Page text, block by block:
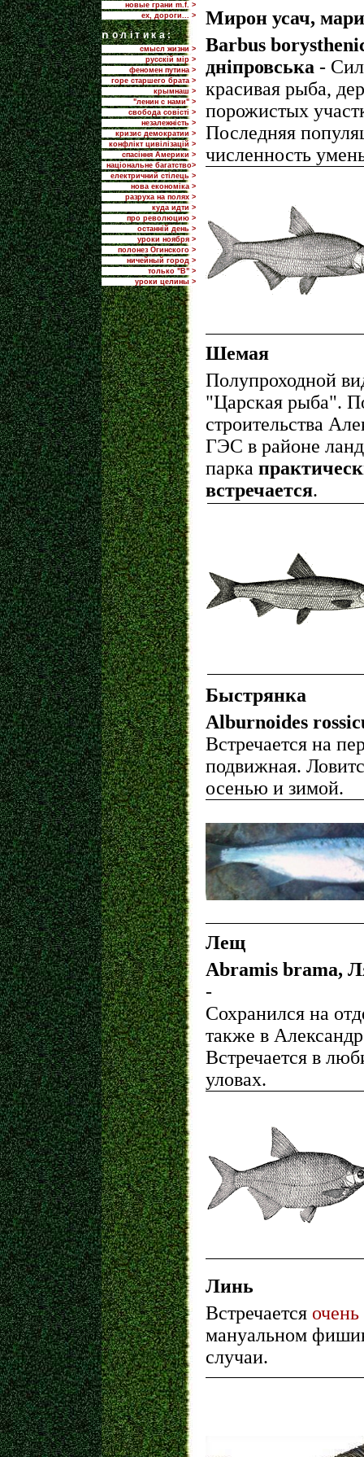
новые грани m.f. >
ех, дороги... >
nолітика:
смысл жизни >
русскій мір >
феномен путина >
горе старшего брата >
крымнаш >
"ленин с нами" >
свобода совісті >
незалежність >
кризис демократии >
конфлікт цивілізацій >
спасіння Америки >
національне багатство>
електричний стілець >
нова економіка >
разруха на полях >
куда идти >
про революцию >
останній день >
уроки ноября >
полонез Огинского >
ничейный город >
только "В" >
уроки целины >
Мирон усач,
Barbus
дніпровська -
красивая рыба,
порожистых
Последняя
численность
Шемая
Полупроходной
"Царская рыба".
строительства
ГЭС в районе
парка
встречается.
Быстрянка
Alburnoides
Встречается на
подвижная.
осенью и зимой.
Лещ
Abramis brama,
-
Сохранился на
также в
Встречается в
уловах.
Линь
Встречается
мануальном
случаи.